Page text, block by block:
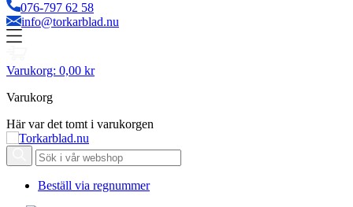
076-797 62 58
info@torkarblad.nu
Varukorg: 0,00 kr
Varukorg
Här var det tomt i varukorgen
Beställ via regnummer